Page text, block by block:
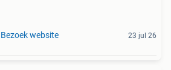
Bezoek website 23 jul 26